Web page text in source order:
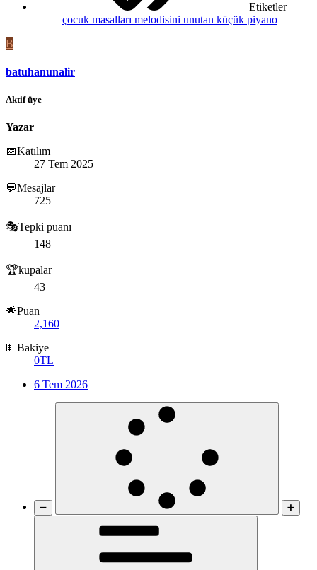
Etiketler
çocuk masalları melodisini unutan küçük piyano
B
batuhanunalir
Aktif üye
Yazar
📅Katılım
27 Tem 2025
💬Mesajlar
725
🎭Tepki puanı
148
🏆kupalar
43
🌟Puan
2,160
💵Bakiye
0TL
6 Tem 2026
➖ ➕